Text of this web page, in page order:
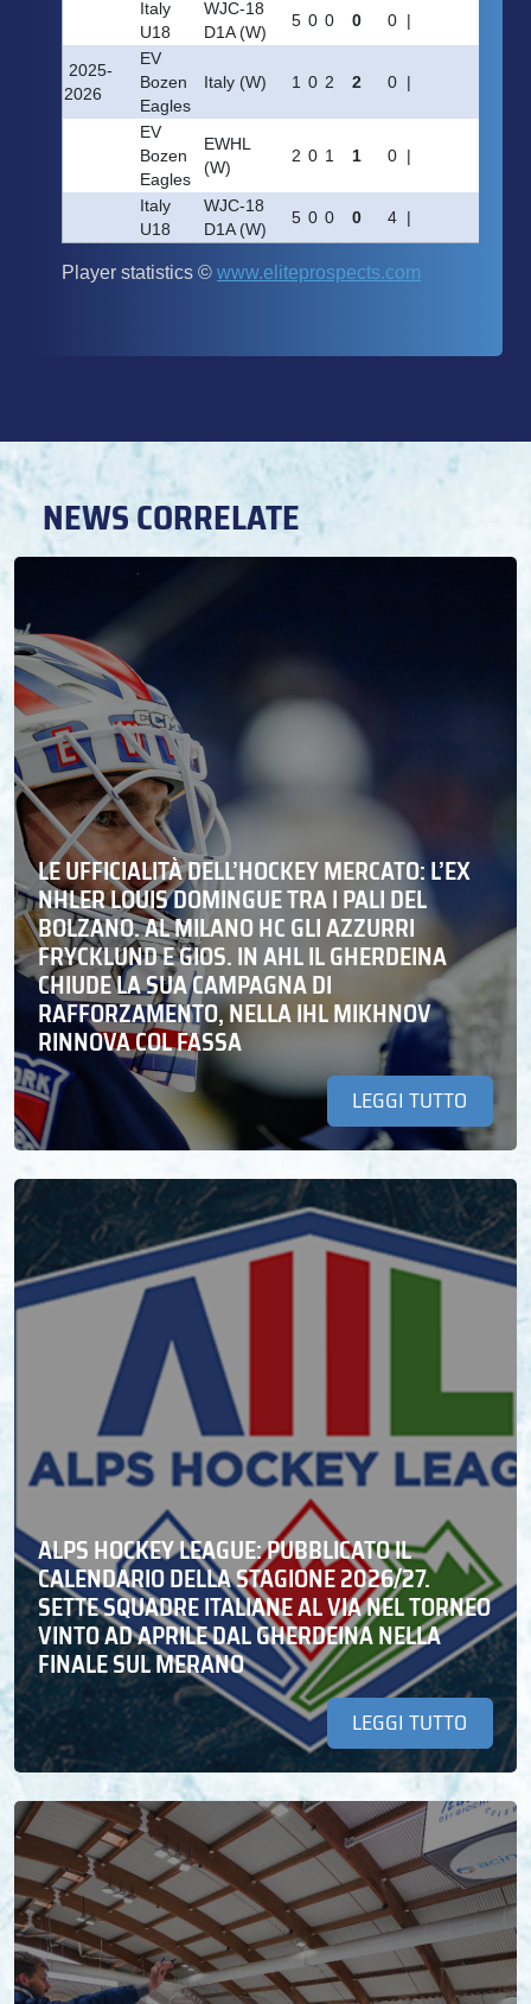
NEWS CORRELATE
LE UFFICIALITÀ DELL’HOCKEY MERCATO: L’EX
NHLER LOUIS DOMINGUE TRA I PALI DEL
BOLZANO. AL MILANO HC GLI AZZURRI
FRYCKLUND E GIOS. IN AHL IL GHERDEINA
CHIUDE LA SUA CAMPAGNA DI
RAFFORZAMENTO, NELLA IHL MIKHNOV
RINNOVA COL FASSA
LEGGI TUTTO
ALPS HOCKEY LEAGUE: PUBBLICATO IL
CALENDARIO DELLA STAGIONE 2026/27.
SETTE SQUADRE ITALIANE AL VIA NEL TORNEO
VINTO AD APRILE DAL GHERDEINA NELLA
FINALE SUL MERANO
LEGGI TUTTO